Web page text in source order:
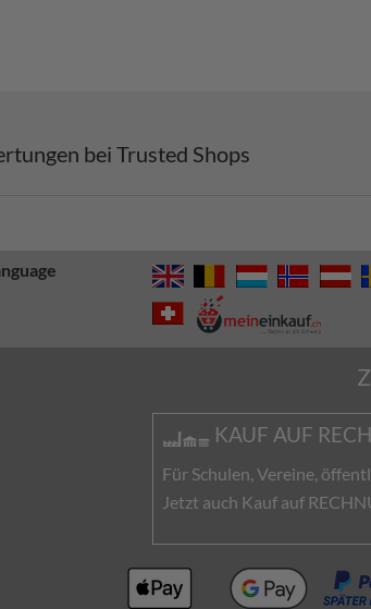
bei Trusted Shops
KAUF AUF
Für Schulen, Vereine,
Jetzt auch Kauf auf